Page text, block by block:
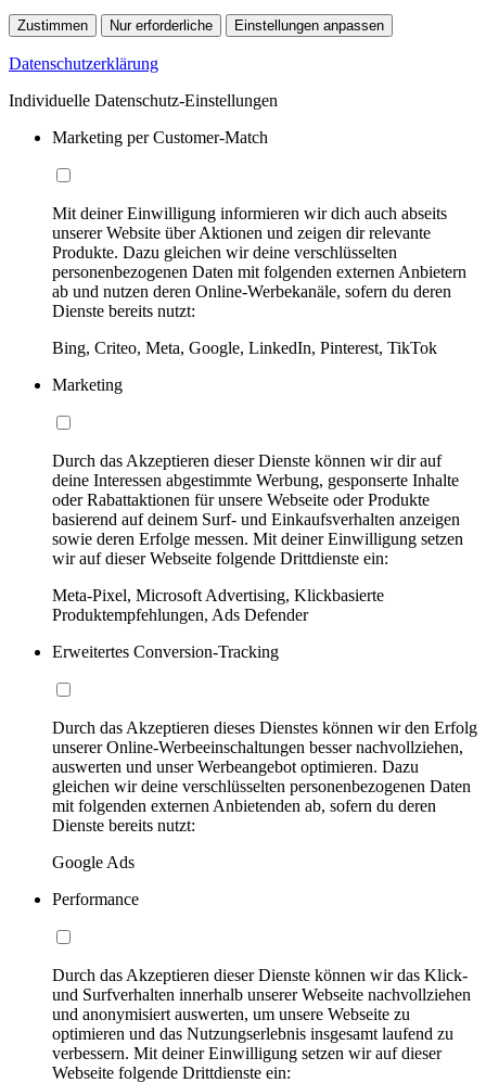
Zustimmen Nur erforderliche Einstellungen anpassen
Datenschutzerklärung
Individuelle Datenschutz-Einstellungen
Marketing per Customer-Match
Mit deiner Einwilligung informieren wir dich auch abseits
unserer Website über Aktionen und zeigen dir relevante
Produkte. Dazu gleichen wir deine verschlüsselten
personenbezogenen Daten mit folgenden externen Anbietern
ab und nutzen deren Online-Werbekanäle, sofern du deren
Dienste bereits nutzt:
Bing, Criteo, Meta, Google, LinkedIn, Pinterest, TikTok
Marketing
Durch das Akzeptieren dieser Dienste können wir dir auf
deine Interessen abgestimmte Werbung, gesponserte Inhalte
oder Rabattaktionen für unsere Webseite oder Produkte
basierend auf deinem Surf- und Einkaufsverhalten anzeigen
sowie deren Erfolge messen. Mit deiner Einwilligung setzen
wir auf dieser Webseite folgende Drittdienste ein:
Meta-Pixel, Microsoft Advertising, Klickbasierte
Produktempfehlungen, Ads Defender
Erweitertes Conversion-Tracking
Durch das Akzeptieren dieses Dienstes können wir den Erfolg
unserer Online-Werbeeinschaltungen besser nachvollziehen,
auswerten und unser Werbeangebot optimieren. Dazu
gleichen wir deine verschlüsselten personenbezogenen Daten
mit folgenden externen Anbietenden ab, sofern du deren
Dienste bereits nutzt:
Google Ads
Performance
Durch das Akzeptieren dieser Dienste können wir das Klick-
und Surfverhalten innerhalb unserer Webseite nachvollziehen
und anonymisiert auswerten, um unsere Webseite zu
optimieren und das Nutzungserlebnis insgesamt laufend zu
verbessern. Mit deiner Einwilligung setzen wir auf dieser
Webseite folgende Drittdienste ein: